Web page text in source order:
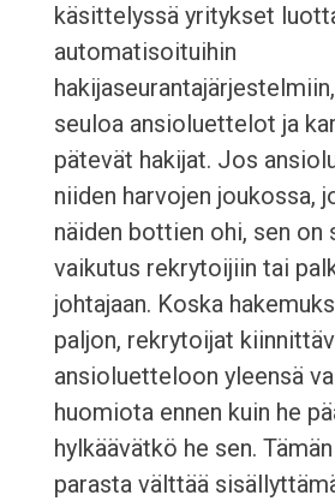
käsittelyssä yritykset
automatisoituihin
seuloa ansioluettelot ja
pätevät hakijat. Jos
niiden harvojen joukossa,
näiden bottien ohi, sen on
vaikutus rekrytoijiin tai
johtajaan. Koska
paljon, rekrytoijat
ansioluetteloon yleensä
huomiota ennen kuin he
hylkäävätkö he sen.
parasta välttää